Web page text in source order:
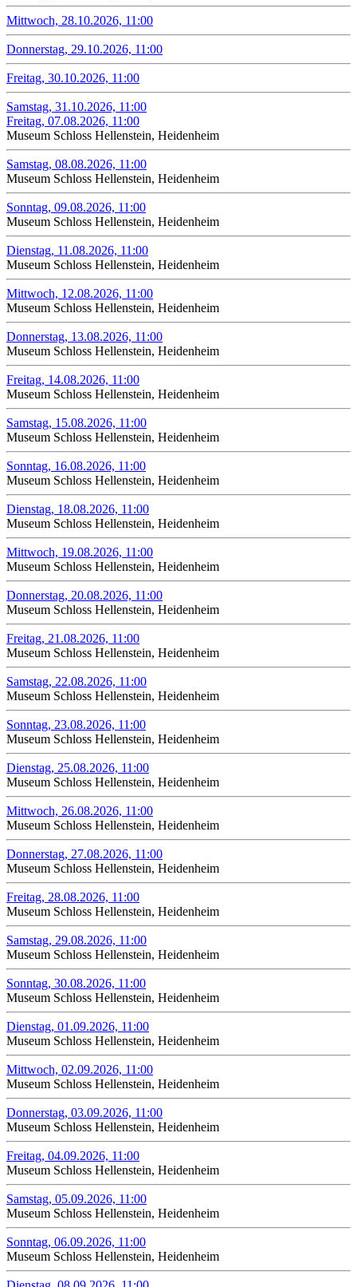
Mittwoch, 28.10.2026, 11:00
Donnerstag, 29.10.2026, 11:00
Freitag, 30.10.2026, 11:00
Samstag, 31.10.2026, 11:00
Freitag, 07.08.2026, 11:00
Museum Schloss Hellenstein, Heidenheim
Samstag, 08.08.2026, 11:00
Museum Schloss Hellenstein, Heidenheim
Sonntag, 09.08.2026, 11:00
Museum Schloss Hellenstein, Heidenheim
Dienstag, 11.08.2026, 11:00
Museum Schloss Hellenstein, Heidenheim
Mittwoch, 12.08.2026, 11:00
Museum Schloss Hellenstein, Heidenheim
Donnerstag, 13.08.2026, 11:00
Museum Schloss Hellenstein, Heidenheim
Freitag, 14.08.2026, 11:00
Museum Schloss Hellenstein, Heidenheim
Samstag, 15.08.2026, 11:00
Museum Schloss Hellenstein, Heidenheim
Sonntag, 16.08.2026, 11:00
Museum Schloss Hellenstein, Heidenheim
Dienstag, 18.08.2026, 11:00
Museum Schloss Hellenstein, Heidenheim
Mittwoch, 19.08.2026, 11:00
Museum Schloss Hellenstein, Heidenheim
Donnerstag, 20.08.2026, 11:00
Museum Schloss Hellenstein, Heidenheim
Freitag, 21.08.2026, 11:00
Museum Schloss Hellenstein, Heidenheim
Samstag, 22.08.2026, 11:00
Museum Schloss Hellenstein, Heidenheim
Sonntag, 23.08.2026, 11:00
Museum Schloss Hellenstein, Heidenheim
Dienstag, 25.08.2026, 11:00
Museum Schloss Hellenstein, Heidenheim
Mittwoch, 26.08.2026, 11:00
Museum Schloss Hellenstein, Heidenheim
Donnerstag, 27.08.2026, 11:00
Museum Schloss Hellenstein, Heidenheim
Freitag, 28.08.2026, 11:00
Museum Schloss Hellenstein, Heidenheim
Samstag, 29.08.2026, 11:00
Museum Schloss Hellenstein, Heidenheim
Sonntag, 30.08.2026, 11:00
Museum Schloss Hellenstein, Heidenheim
Dienstag, 01.09.2026, 11:00
Museum Schloss Hellenstein, Heidenheim
Mittwoch, 02.09.2026, 11:00
Museum Schloss Hellenstein, Heidenheim
Donnerstag, 03.09.2026, 11:00
Museum Schloss Hellenstein, Heidenheim
Freitag, 04.09.2026, 11:00
Museum Schloss Hellenstein, Heidenheim
Samstag, 05.09.2026, 11:00
Museum Schloss Hellenstein, Heidenheim
Sonntag, 06.09.2026, 11:00
Museum Schloss Hellenstein, Heidenheim